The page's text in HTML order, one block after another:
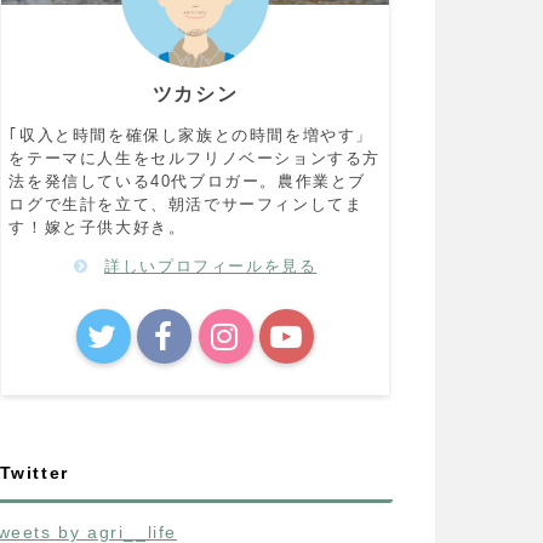
ツカシン
｢収入と時間を確保し家族との時間を増やす」
をテーマに人生をセルフリノベーションする方
法を発信している40代ブロガー。農作業とブ
ログで生計を立て、朝活でサーフィンしてま
す！嫁と子供大好き。
詳しいプロフィールを見る
Twitter
by agri__life